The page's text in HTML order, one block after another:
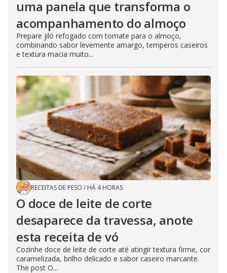
uma panela que transforma o
acompanhamento do almoço
Prepare jiló refogado com tomate para o almoço,
combinando sabor levemente amargo, temperos caseiros
e textura macia muito...
RECEITAS DE PESO / HÁ 4 HORAS
O doce de leite de corte
desaparece da travessa, anote
esta receita de vó
Cozinhe doce de leite de corte até atingir textura firme, cor
caramelizada, brilho delicado e sabor caseiro marcante.
The post O...